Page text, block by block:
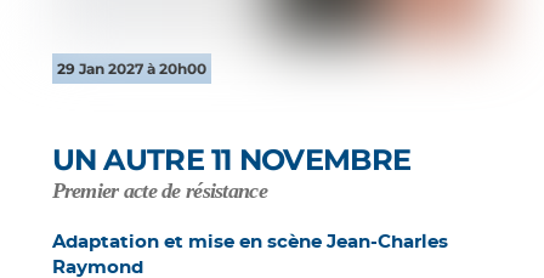
29 Jan 2027 à 20h00
UN AUTRE 11 NOVEMBRE
Premier acte de résistance
Adaptation et mise en scène Jean-Charles
Raymond